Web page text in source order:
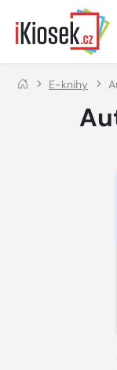
Přejít na hlavní obsah
E-knihy